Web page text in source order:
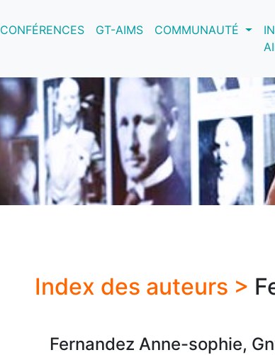
CONFÉRENCES GT-AIMS COMMUNAUTÉ
Index des auteurs >
Fernandez Anne-sophie,